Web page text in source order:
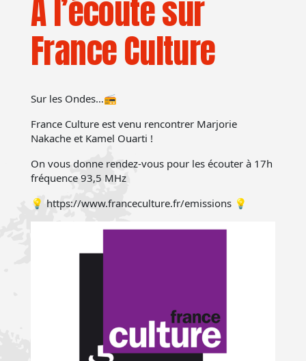
A l’écoute sur
France Culture
Sur les Ondes…📻
France Culture est venu rencontrer Marjorie
Nakache et Kamel Ouarti !
On vous donne rendez-vous pour les écouter à 17h
fréquence 93,5 MHz
💡 https://www.franceculture.fr/emissions 💡